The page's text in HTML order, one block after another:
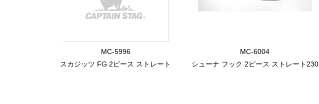
MC-5996
スカジッツ FG 2ピース ストレート
MC-6004
シューナ フック 2ピース ストレート230